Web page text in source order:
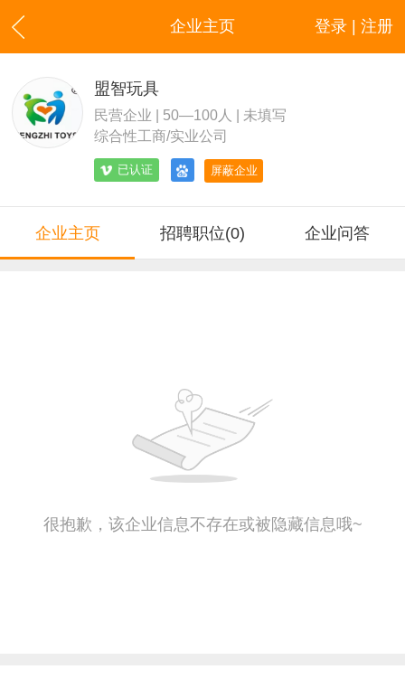
登录 | 注册
企业主页
盟智玩具
民营企业 | 50—100人 | 未填写
综合性工商/实业公司
已认证 屏蔽企业
企业主页 招聘职位(0) 企业问答
很抱歉，该企业信息不存在或被隐藏信息哦~